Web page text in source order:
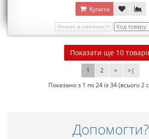
Купити
Немає в наявності Код товару:
Показати ще 10
1 2 > >|
Показано з 1 по 24 із 34 (всього 2
Допомогти?